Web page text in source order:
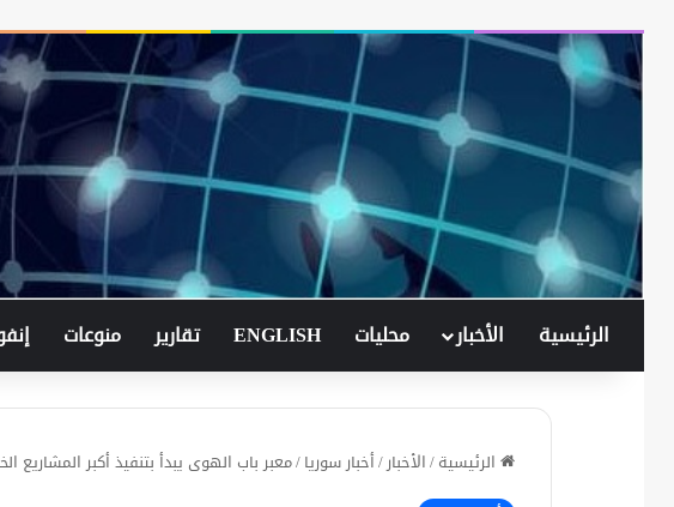
الرئيسية الأخبار محليات ENGLISH تقارير منوعات
الرئيسية/الأخبار/أخبار سوريا/معبر باب الهوى يبدأ بتنفيذ أكبر